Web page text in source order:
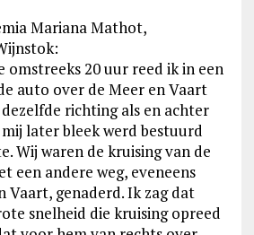
Mariana Mathot,
omstreeks 20 uur reed ik in een
auto over de Meer en Vaart
richting als en achter
later bleek werd bestuurd
Wij waren de kruising van de
een andere weg, eveneens
Vaart, genaderd. Ik zag dat
snelheid die kruising opreed